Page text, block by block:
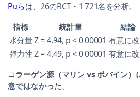
Puらは、26のRCT・1,721名を分析。
指標
統計量
結論
水分量Z = 4.94, p < 0.00001 有意に
弾力性 Z = 4.49, p < 0.00001 有意に
コラーゲン源（マリン vs ボバイン）
意ではなかった。